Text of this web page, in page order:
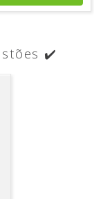
✔️